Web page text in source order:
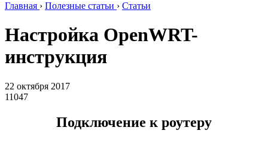
Главная › Полезные статьи › Статьи
Настройка OpenWRT-
инструкция
22 октября 2017
11047
Подключение к роутеру